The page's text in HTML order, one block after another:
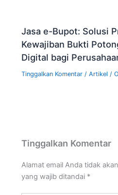
Jasa e-Bupot: Solusi
Kewajiban Bukti
Digital bagi
Tinggalkan Komentar /Artikel /
Tinggalkan Komentar
Alamat email Anda tidak
yang wajib ditandai *